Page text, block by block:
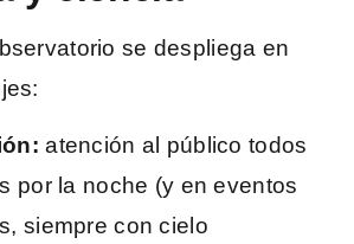
se despliega en
atención al público todos
por la noche (y en eventos
siempre con cielo